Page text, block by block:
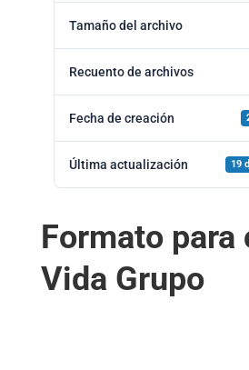
Tamaño del archivo
Recuento de archivos
Fecha de creación
Última actualización 19
Formato para
Vida Grupo